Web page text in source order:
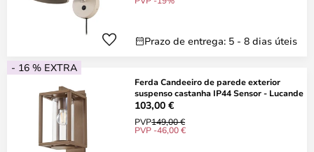
Prazo de entrega: 5 - 8 dias úteis
- 16 % EXTRA
Ferda Candeeiro de parede exterior
suspenso castanha IP44 Sensor - Lucande
103,00 €
PVP149,00 €
PVP -46,00 €